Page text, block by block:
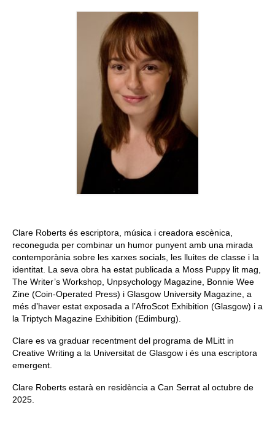
Queda’t amb nosaltres
Clare Roberts és escriptora, música i creadora escènica,
reconeguda per combinar un humor punyent amb una mirada
contemporània sobre les xarxes socials, les lluites de classe i la
identitat. La seva obra ha estat publicada a Moss Puppy lit mag,
The Writer’s Workshop, Unpsychology Magazine, Bonnie Wee
Zine (Coin-Operated Press) i Glasgow University Magazine, a
més d’haver estat exposada a l’AfroScot Exhibition (Glasgow) i a
la Triptych Magazine Exhibition (Edimburg).
Clare es va graduar recentment del programa de MLitt in
Creative Writing a la Universitat de Glasgow i és una escriptora
emergent.
Clare Roberts estarà en residència a Can Serrat al octubre de
2025.